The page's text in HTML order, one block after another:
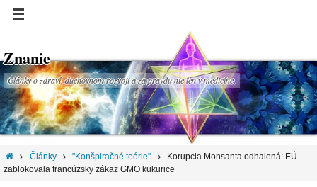
Znanie
Články o zdraví, duchovnom rozvoji a za pravdu nie len v medicíne.
Články "Konšpiračné teórie"
Korupcia Monsanta odhalená: EÚ
zablokovala francúzsky zákaz GMO kukurice